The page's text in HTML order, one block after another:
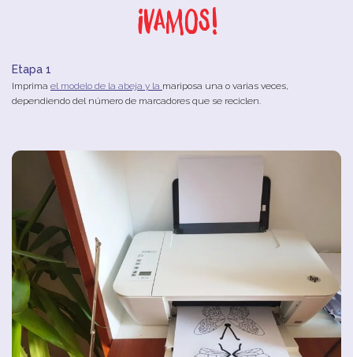
¡Vamos!
Etapa 1
Imprima el modelo de la abeja y la mariposa una o varias veces,
dependiendo del número de marcadores que se reciclen.